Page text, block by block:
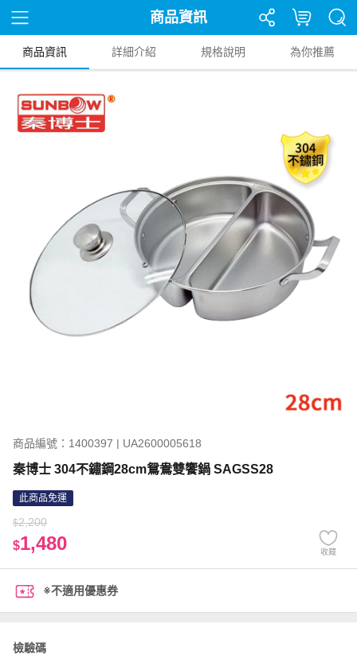
商品資訊
商品資訊 詳細介紹 規格說明 為你推薦
商品編號：1400397 | UA2600005618
秦博士 304不鏽鋼28cm鴛鴦雙饗鍋 SAGSS28
此商品免運
$2,200
$1,480 收藏
※不適用優惠券
檢驗碼